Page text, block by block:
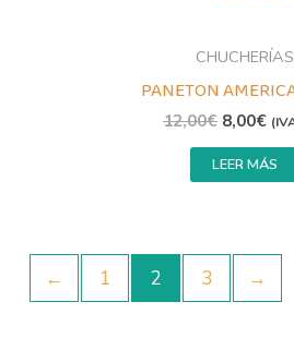
CHUCHERÍAS
PANETON
12,00€ 8,00€
LEER MÁS
← 1 2 3 →